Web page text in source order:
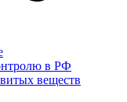
в РФ
веществ